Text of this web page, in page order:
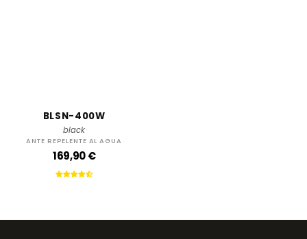
BLSN-400W
black
ANTE REPELENTE AL AGUA
P
e
r
169,90 €